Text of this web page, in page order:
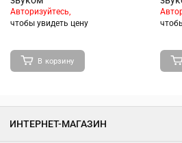
Авторизуйтесь,
чтобы увидеть цену
В корзину
ИНТЕРНЕТ-МАГАЗИН